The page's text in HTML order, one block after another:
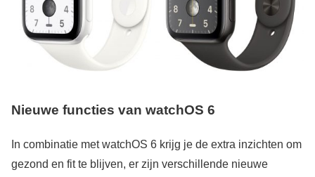
Nieuwe functies van watchOS 6
In combinatie met watchOS 6 krijg je de extra inzichten om
gezond en fit te blijven, er zijn verschillende nieuwe